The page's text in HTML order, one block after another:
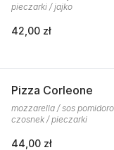
pieczarki / jajko
42,00 zł
Pizza Corleone
mozzarella / sos
czosnek / pieczarki
44,00 zł